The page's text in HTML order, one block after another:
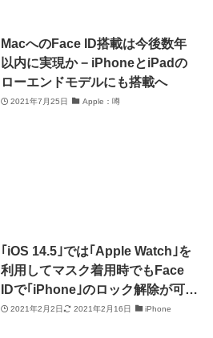
MacへのFace ID搭載は今後数年
以内に実現か − iPhoneとiPadの
ローエンドモデルにも搭載へ
2021年7月25日 Apple：噂
｢iOS 14.5｣では｢Apple Watch｣を
利用してマスク着用時でもFace
IDで｢iPhone｣のロック解除が可能
に2021年2月2日 2021年2月16日 iPhone